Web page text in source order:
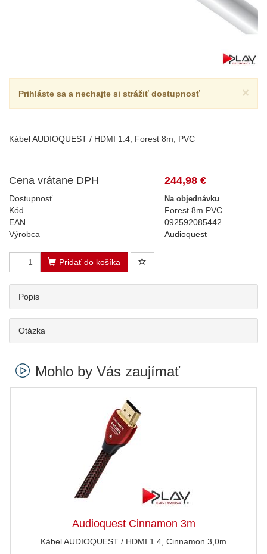
×
Prihláste sa a nechajte si strážiť dostupnosť
Kábel AUDIOQUEST / HDMI 1.4, Forest 8m, PVC
Cena vrátane DPH 244,98 €
Dostupnosť Na objednávku
Kód
Forest 8m PVC
EAN
092592085442
Výrobca
Audioquest
Pridať do košíka
Popis
Otázka
Mohlo by Vás zaujímať
Audioquest Cinnamon 3m
Kábel AUDIOQUEST / HDMI 1.4, Cinnamon 3,0m